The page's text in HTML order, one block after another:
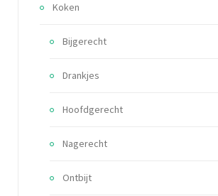
Koken
Bijgerecht
Drankjes
Hoofdgerecht
Nagerecht
Ontbijt